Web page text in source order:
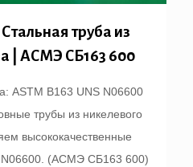
труба из
| АСМЭ СБ163 600
ASTM B163 UNS N06600
трубы из никелевого
высококачественные
N06600. (АСМЭ СБ163 600)